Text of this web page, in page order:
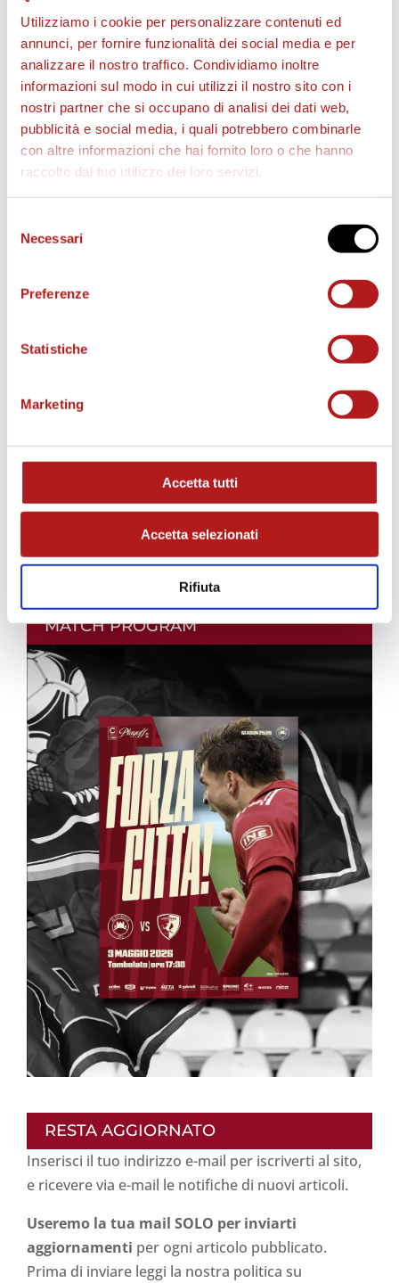
Utilizziamo i cookie per personalizzare contenuti ed
annunci, per fornire funzionalità dei social media e per
analizzare il nostro traffico. Condividiamo inoltre
informazioni sul modo in cui utilizzi il nostro sito con i
nostri partner che si occupano di analisi dei dati web,
pubblicità e social media, i quali potrebbero combinarle
con altre informazioni che hai fornito loro o che hanno
raccolto dal tuo utilizzo dei loro servizi.
delNecessari
Preferenze
Statistiche
Marketing
Accetta tutti
Accetta selezionati
Rifiuta
BIGLIETTI
MATCH PROGRAM
RESTA AGGIORNATO
Inserisci il tuo indirizzo e-mail per iscriverti al sito,
e ricevere via e-mail le notifiche di nuovi articoli.
Useremo la tua mail SOLO per inviarti
aggiornamenti per ogni articolo pubblicato.
Prima di inviare leggi la nostra politica su